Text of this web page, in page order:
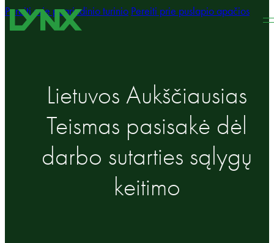
Pereiti prie pagrindinio turinio Pereiti prie puslapio apačios
Lietuvos Aukščiausias
Teismas pasisakė dėl
darbo sutarties sąlygų
keitimo